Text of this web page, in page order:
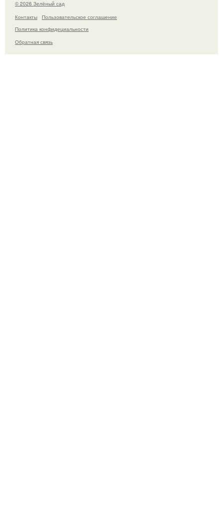
© 2026 Зелёный сад
Контакты
Пользовательское соглашение
Политика конфидециальности
Обратная связь